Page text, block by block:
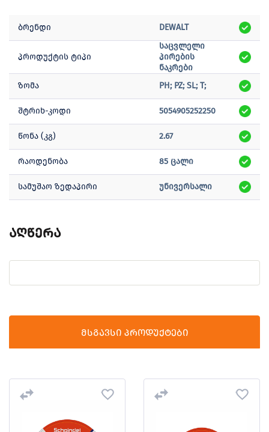
ბრენდი DEWALT
პროდუქტის ტიპი
საცვლელი
პირების
ნაკრები
ზომა
PH; PZ; SL; T;
შტრიხ-კოდი 5054905252250
წონა (კგ) 2.67
რაოდენობა 85 ცალი
სამუშაო ზედაპირი უნივერსალი
აღწერა
მსგავსი პროდუქტები